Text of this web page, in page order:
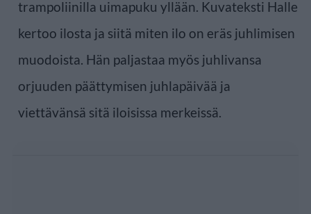
trampoliinilla uimapuku yllään. Kuvateksti Halle
kertoo ilosta ja siitä miten ilo on eräs juhlimisen
muodoista. Hän paljastaa myös juhlivansa
orjuuden päättymisen juhlapäivää ja
viettävänsä sitä iloisissa merkeissä.